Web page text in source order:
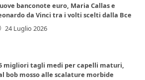
banconote euro, Maria Callas e
da Vinci tra i volti scelti dalla Bce
24 Luglio 2026
migliori tagli medi per capelli maturi,
bob mosso alle scalature morbide